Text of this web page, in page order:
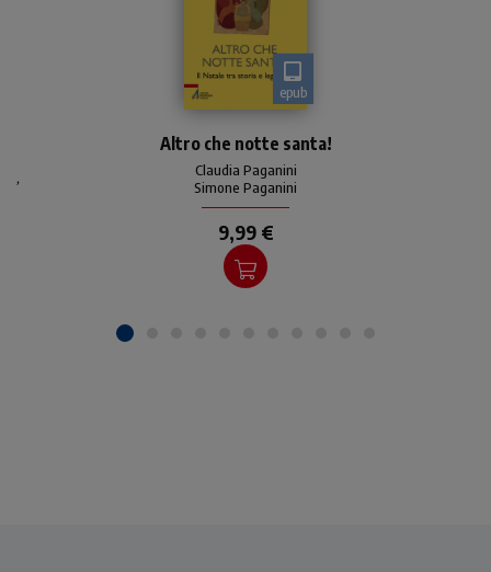
epub
più famosa della storia
dell’umanità! Il Natale è la
festa più amata non solo
dai bambini
Claudia Paganini
,
Simone Paganini
Altro che notte santa!
9,99 €